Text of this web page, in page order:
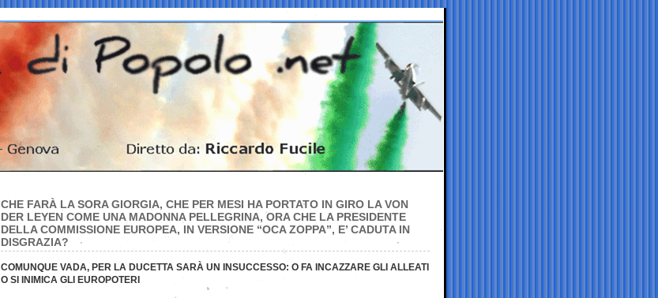
CHE FARÀ LA SORA GIORGIA, CHE PER MESI HA PORTATO IN GIRO LA VON
DER LEYEN COME UNA MADONNA PELLEGRINA, ORA CHE LA PRESIDENTE
DELLA COMMISSIONE EUROPEA, IN VERSIONE “OCA ZOPPA”, E’ CADUTA IN
DISGRAZIA?
COMUNQUE VADA, PER LA DUCETTA SARÀ UN INSUCCESSO: O FA INCAZZARE GLI ALLEATI
O SI INIMICA GLI EUROPOTERI